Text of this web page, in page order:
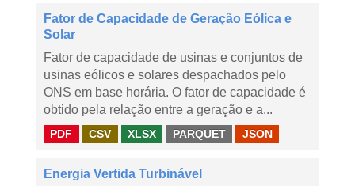
Fator de Capacidade de Geração Eólica e
Solar
Fator de capacidade de usinas e conjuntos de
usinas eólicos e solares despachados pelo
ONS em base horária. O fator de capacidade é
obtido pela relação entre a geração e a...
PDF CSV XLSX PARQUET JSON
Energia Vertida Turbinável